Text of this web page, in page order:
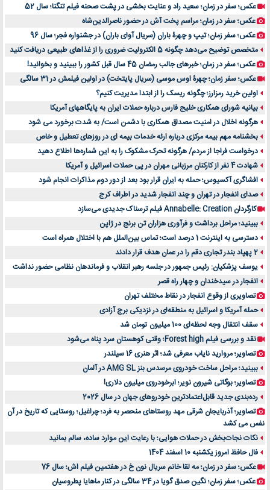
عکس؛ سفر در زمان؛ سعید راد و عنایت بخشی در پشت صحنه فیلم تنگنا؛ سال 52
عکس؛ سفر در زمان؛ مراسم پخت آش در حضور ناصرالدین‌شاه
عکس؛ سفر زمان؛ تیپ و چهرۀ باران (سریال آوای باران) در جشنواره فجر؛ سال 96
متخصص توضیح می‌دهد چگونه 5 الکترولیت ضروری را از غذاهای طبیعی دریافت کنید
عکس؛ سفر در زمان؛ خبرهای جالب رمضان 45 سال قبل کشور را ببینید و بخوانید!
عکس؛ سفر زمان؛ چهرۀ اوس موسی (سریال پایتخت) در اولین فیلمش در 31 سالگی
اولین خرید رمزارز؛ چگونه ریسک را از ابتدا مدیریت کنیم؟
بیانیه شورای همکاری خلیج فارس درباره حملات ایران به پایگاههای آمریکا
هرگونه اخلال در امنیت مصداق همکاری با دشمن است/ به شدت برخورد می شود
بخشنامه مهم بیمه مرکزی درباره ارئه خدمات بیمه ای در روزهای تعطیل و خاص
درخواست فراجا از مردم/ هرگونه تحرک مشکوک را به این شماره‌ها اطلاع دهید
شهادت 4 نفر از کارکنان مرزبانی مهران در پی حملات اسرائیل و آمریکا
افشاگری آکسیوس؛ حمله به ایران قرار بود بعد از دور دوم مذاکرات انجام شود
صدای انفجار در تهران و چند انفجار شدید در اطراف کرج
کارگردان Annabelle: Creation فیلم ترسناک جدیدی می‌سازد
ببینید؛ مراحل برداشت و فرآوری هزاران تن برنج در ژاپن
دسترسی به اینترنت 1 درصد است؛ تماس بین‌الملل هم با اختلال همراه است
2 پهپاد بندر تجاری دقم را در عمان هدف قرار دادند
یوسف پزشکیان: رئیس جمهور در جلسه رهبر انقلاب و فرماندهان نظامی حضور نداشت
انفجار در سیدخندان و چهار راه قصر
تصاویری از وقوع انفجار در نقاط مختلف تهران
حمله آمریکا و اسرائیل به منطقه‌ای در نزدیکی برج آزادی
سقف انتقال وجه لحظه‌ای 100 میلیون تومان شد
نقد و بررسی فیلم Forest high؛ وقتی کوهستان سرد پناه می‌شود
تصاویر؛ مروارید نایاب معرفی شد؛ اثر هنری 16 سیلندر
ببینید؛ مراحل ساخت خودروی مرسدس بنز AMG SL در آلمان
تصاویر؛ بوگاتی شیرون نویر؛ ابرخودروی میلیون دلاری!
رده‌بندی جدید قابل‌اعتمادترین خودروهای جهان در سال 2026
تصاویر؛ آذربایجان شرقی مهد روستاهای منحصر به فرد؛ چراغیل؛ روستایی که تاریخ در آن
نفس می کشد
نکات نجات‌بخش در حملات هوایی؛ با رعایت این موارد ساده، سالم بمانید
فال حافظ امروز یکشنبه 10 اسفند 1404
عکس؛ سفر در زمان؛ مه لقا خانم سریال نون خ در هفتمین فیلم اش؛ سال 76
عکس؛ سفر زمان؛ نگین صدق گویا در 34 سالگی در کنار ماهایا پطروسیان